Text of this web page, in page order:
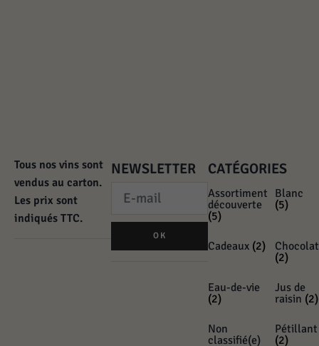
Tous nos vins sont
vendus au carton.
Les prix sont
indiqués TTC.
NEWSLETTER
OK
CATÉGORIES
Assortiment
découverte
(5)
Blanc
(5)
Cadeaux (2)
Chocolat
(2)
Eau-de-vie
(2)
Jus de
raisin (2)
Non
classifié(e)
Pétillant
(2)